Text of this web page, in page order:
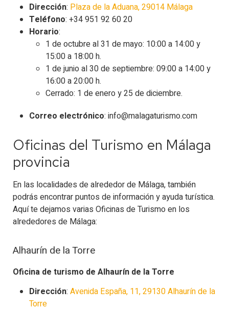
Dirección: Plaza de la Aduana, 29014 Málaga
Teléfono: +34 951 92 60 20
Horario:
1 de octubre al 31 de mayo: 10:00 a 14:00 y
15:00 a 18:00 h.
1 de junio al 30 de septiembre: 09:00 a 14:00 y
16:00 a 20:00 h.
Cerrado: 1 de enero y 25 de diciembre.
Correo electrónico: info@malagaturismo.com
Oficinas del Turismo en Málaga
provincia
En las localidades de alrededor de Málaga, también
podrás encontrar puntos de información y ayuda turística.
Aquí te dejamos varias Oficinas de Turismo en los
alrededores de Málaga:
Alhaurín de la Torre
Oficina de turismo de Alhaurín de la Torre
Dirección: Avenida España, 11, 29130 Alhaurín de la
Torre